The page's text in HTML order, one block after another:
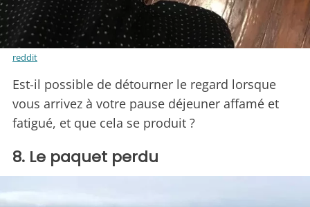
reddit
Est-il possible de détourner le regard lorsque
vous arrivez à votre pause déjeuner affamé et
fatigué, et que cela se produit ?
8. Le paquet perdu